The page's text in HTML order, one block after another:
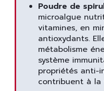
Poudre de
microalgue
vitamines, en
antioxydants.
métabolisme
système
propriétés anti-
contribuent à